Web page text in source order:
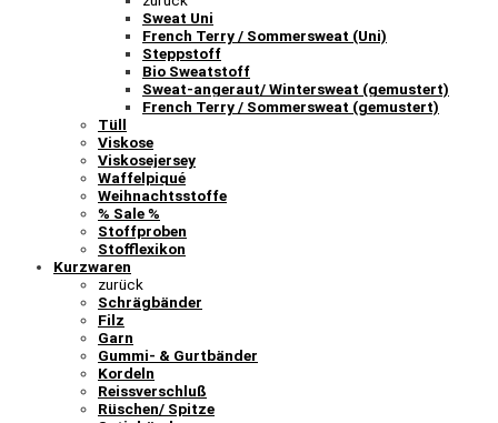
Sweat Uni
French Terry / Sommersweat (Uni)
Steppstoff
Bio Sweatstoff
Sweat-angeraut/ Wintersweat (gemustert)
French Terry / Sommersweat (gemustert)
Tüll
Viskose
Viskosejersey
Waffelpiqué
Weihnachtsstoffe
% Sale %
Stoffproben
Stofflexikon
Kurzwaren
zurück
Schrägbänder
Filz
Garn
Gummi- & Gurtbänder
Kordeln
Reissverschluß
Rüschen/ Spitze